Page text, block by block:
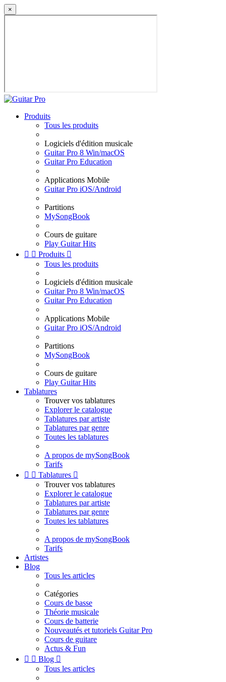
×
Produits
Tous les produits
Logiciels d'édition musicale
Guitar Pro 8 Win/macOS
Guitar Pro Education
Applications Mobile
Guitar Pro iOS/Android
Partitions
MySongBook
Cours de guitare
Play Guitar Hits
  Produits 
Tous les produits
Logiciels d'édition musicale
Guitar Pro 8 Win/macOS
Guitar Pro Education
Applications Mobile
Guitar Pro iOS/Android
Partitions
MySongBook
Cours de guitare
Play Guitar Hits
Tablatures
Trouver vos tablatures
Explorer le catalogue
Tablatures par artiste
Tablatures par genre
Toutes les tablatures
A propos de mySongBook
Tarifs
  Tablatures 
Trouver vos tablatures
Explorer le catalogue
Tablatures par artiste
Tablatures par genre
Toutes les tablatures
A propos de mySongBook
Tarifs
Artistes
Blog
Tous les articles
Catégories
Cours de basse
Théorie musicale
Cours de batterie
Nouveautés et tutoriels Guitar Pro
Cours de guitare
Actus & Fun
  Blog 
Tous les articles